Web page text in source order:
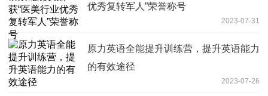
优秀复转军人”荣誉称号
2023-07-31
原力英语全能提升训练营，提升英语能力
的有效途径
2023-07-26